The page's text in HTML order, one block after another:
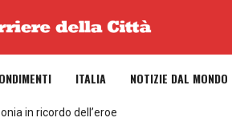
ITALIA NOTIZIE DAL MONDO
in ricordo dell’eroe